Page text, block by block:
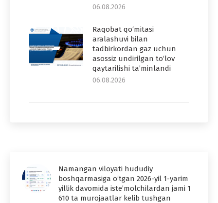
06.08.2026
Raqobat qo‘mitasi
aralashuvi bilan
tadbirkordan gaz uchun
asossiz undirilgan to‘lov
qaytarilishi ta’minlandi
06.08.2026
Namangan viloyati hududiy
boshqarmasiga o‘tgan 2026-yil 1-yarim
yillik davomida iste’molchilardan jami 1
610 ta murojaatlar kelib tushgan